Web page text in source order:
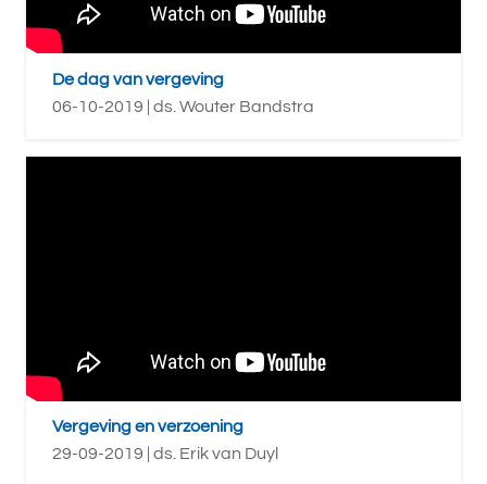
De dag van vergeving
06-10-2019 | ds. Wouter Bandstra
Vergeving en verzoening
29-09-2019 | ds. Erik van Duyl